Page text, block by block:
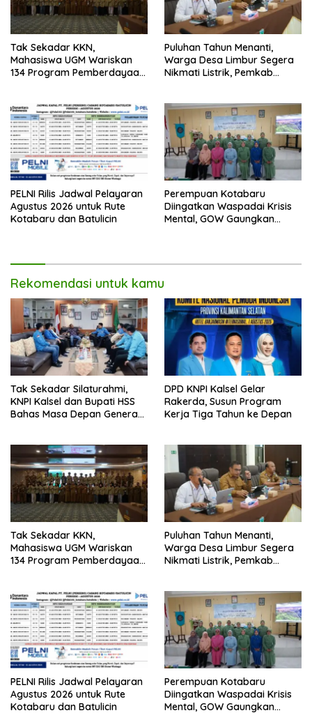
Tak Sekadar KKN,
Mahasiswa UGM Wariskan
134 Program Pemberdayaan
Puluhan Tahun Menanti,
Warga Desa Limbur Segera
Nikmati Listrik, Pemkab
PELNI Rilis Jadwal Pelayaran
Agustus 2026 untuk Rute
Kotabaru dan Batulicin
Perempuan Kotabaru
Diingatkan Waspadai Krisis
Mental, GOW Gaungkan
Rekomendasi untuk kamu
Tak Sekadar Silaturahmi,
KNPI Kalsel dan Bupati HSS
Bahas Masa Depan Generasi
DPD KNPI Kalsel Gelar
Rakerda, Susun Program
Kerja Tiga Tahun ke Depan
Tak Sekadar KKN,
Mahasiswa UGM Wariskan
134 Program Pemberdayaan
Puluhan Tahun Menanti,
Warga Desa Limbur Segera
Nikmati Listrik, Pemkab
PELNI Rilis Jadwal Pelayaran
Agustus 2026 untuk Rute
Kotabaru dan Batulicin
Perempuan Kotabaru
Diingatkan Waspadai Krisis
Mental, GOW Gaungkan